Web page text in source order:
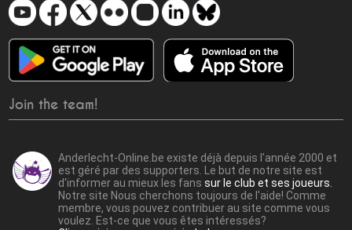
Join the team!
Anderlecht-Online.be existe déjà depuis l'année 2000 et
est géré par des supporters. Le but de notre site est
d'informer au mieux les fanssur le club et ses joueurs.
Notre site Nous cherchons toujours de l'aide! Comme
membre, vous pouvez contribuer au site comme vous
voulez. Est-ce que vous êtes intéressés?